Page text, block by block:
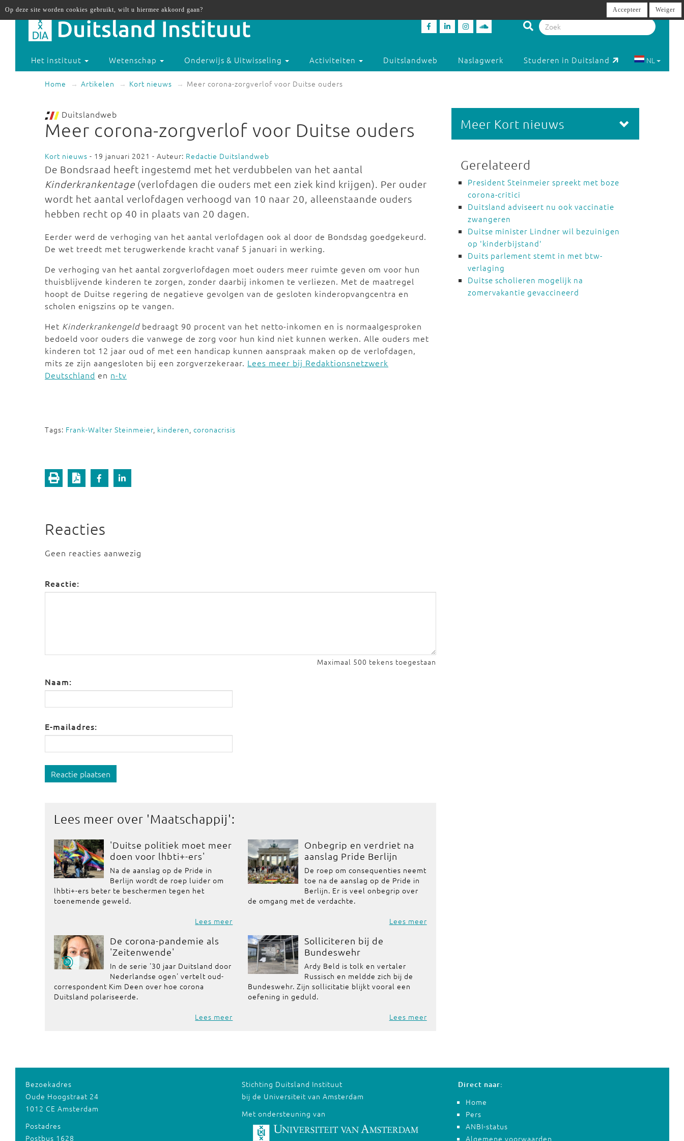
Het instituut Wetenschap Onderwijs & Uitwisseling Activiteiten Duitslandweb Naslagwerk Studeren in Duitsland NL
Home Artikelen Kort nieuws Meer corona-zorgverlof voor Duitse ouders
Duitslandweb
Meer corona-zorgverlof voor Duitse ouders
Kort nieuws - 19 januari 2021 - Auteur: Redactie Duitslandweb
De Bondsraad heeft ingestemd met het verdubbelen van het aantal
Kinderkrankentage (verlofdagen die ouders met een ziek kind krijgen). Per ouder
wordt het aantal verlofdagen verhoogd van 10 naar 20, alleenstaande ouders
hebben recht op 40 in plaats van 20 dagen.
Eerder werd de verhoging van het aantal verlofdagen ook al door de Bondsdag goedgekeurd.
De wet treedt met terugwerkende kracht vanaf 5 januari in werking.
De verhoging van het aantal zorgverlofdagen moet ouders meer ruimte geven om voor hun
thuisblijvende kinderen te zorgen, zonder daarbij inkomen te verliezen. Met de maatregel
hoopt de Duitse regering de negatieve gevolgen van de gesloten kinderopvangcentra en
scholen enigszins op te vangen.
Het Kinderkrankengeld bedraagt 90 procent van het netto-inkomen en is normaalgesproken
bedoeld voor ouders die vanwege de zorg voor hun kind niet kunnen werken. Alle ouders met
kinderen tot 12 jaar oud of met een handicap kunnen aanspraak maken op de verlofdagen,
mits ze zijn aangesloten bij een zorgverzekeraar. Lees meer bij Redaktionsnetzwerk
Deutschland en n-tv
Tags: Frank-Walter Steinmeier, kinderen, coronacrisis
Reacties
Geen reacties aanwezig
Reactie:
Maximaal 500 tekens toegestaan
Naam:
E-mailadres:
Reactie plaatsen
Lees meer over 'Maatschappij':
'Duitse politiek moet meer
doen voor lhbti+-ers'
Na de aanslag op de Pride in
Berlijn wordt de roep luider om
lhbti+-ers beter te beschermen tegen het
toenemende geweld.
Lees meer
Onbegrip en verdriet na
aanslag Pride Berlijn
De roep om consequenties neemt
toe na de aanslag op de Pride in
Berlijn. Er is veel onbegrip over
de omgang met de verdachte.
Lees meer
De corona-pandemie als
'Zeitenwende'
In de serie '30 jaar Duitsland door
Nederlandse ogen' vertelt oud-
correspondent Kim Deen over hoe corona
Duitsland polariseerde.
Lees meer
Solliciteren bij de
Bundeswehr
Ardy Beld is tolk en vertaler
Russisch en meldde zich bij de
Bundeswehr. Zijn sollicitatie blijkt vooral een
oefening in geduld.
Lees meer
Meer Kort nieuws
Gerelateerd
President Steinmeier spreekt met boze
corona-critici
Duitsland adviseert nu ook vaccinatie
zwangeren
Duitse minister Lindner wil bezuinigen
op 'kinderbijstand'
Duits parlement stemt in met btw-
verlaging
Duitse scholieren mogelijk na
zomervakantie gevaccineerd
Bezoekadres
Oude Hoogstraat 24
1012 CE Amsterdam
Postadres
Postbus 1628
Stichting Duitsland Instituut
bij de Universiteit van Amsterdam
Met ondersteuning van
Direct naar:
Home
Pers
ANBI-status
Algemene voorwaarden
Op deze site worden cookies gebruikt, wilt u hiermee akkoord gaan? Accepteer Weiger